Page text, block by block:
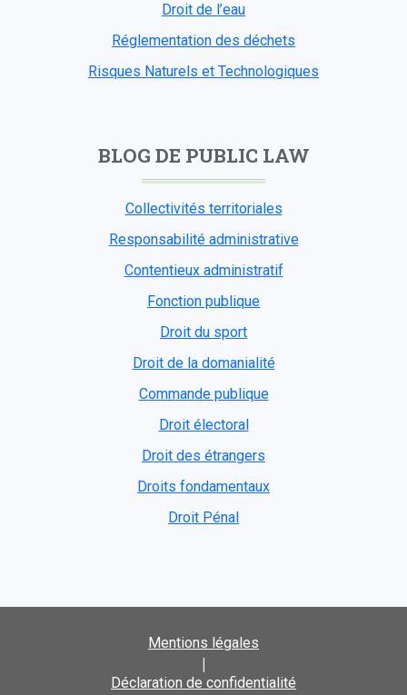
Droit de l’eau
Réglementation des déchets
Risques Naturels et Technologiques
BLOG DE PUBLIC LAW
Collectivités territoriales
Responsabilité administrative
Contentieux administratif
Fonction publique
Droit du sport
Droit de la domanialité
Commande publique
Droit électoral
Droit des étrangers
Droits fondamentaux
Droit Pénal
Mentions légales
|
Déclaration de confidentialité